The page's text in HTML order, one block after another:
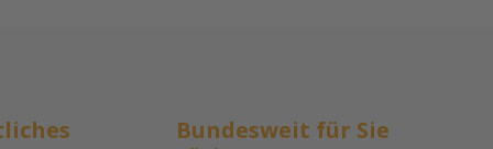
Bundesweit für Sie